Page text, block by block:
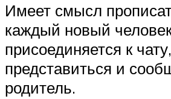
Имеет смысл
каждый новый
присоединяется к
представиться и
родитель.